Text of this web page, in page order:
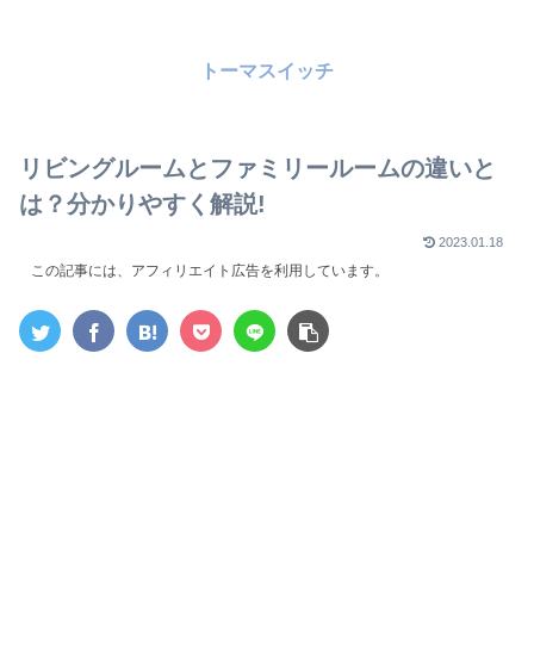
トーマスイッチ
リビングルームとファミリールームの違いと
は？分かりやすく解説!
2023.01.18
この記事には、アフィリエイト広告を利用しています。